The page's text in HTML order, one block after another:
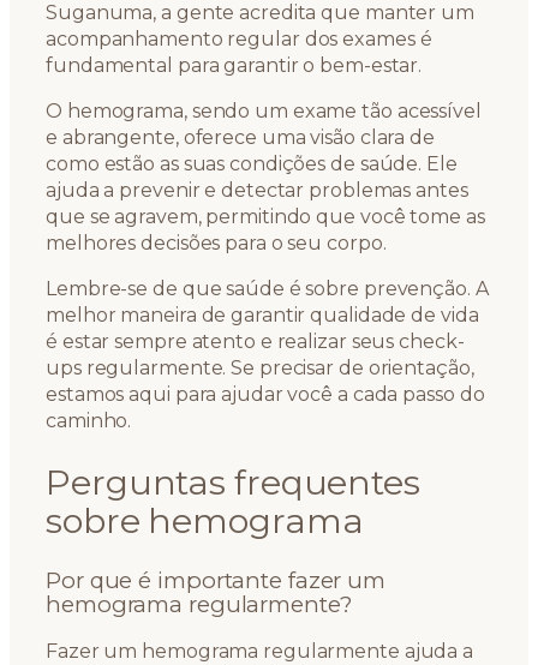
Suganuma, a gente acredita que manter um
acompanhamento regular dos exames é
fundamental para garantir o bem-estar.
O hemograma, sendo um exame tão acessível
e abrangente, oferece uma visão clara de
como estão as suas condições de saúde. Ele
ajuda a prevenir e detectar problemas antes
que se agravem, permitindo que você tome as
melhores decisões para o seu corpo.
Lembre-se de que saúde é sobre prevenção. A
melhor maneira de garantir qualidade de vida
é estar sempre atento e realizar seus check-
ups regularmente. Se precisar de orientação,
estamos aqui para ajudar você a cada passo do
caminho.
Perguntas frequentes
sobre hemograma
Por que é importante fazer um
hemograma regularmente?
Fazer um hemograma regularmente ajuda a